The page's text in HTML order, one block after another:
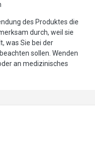
des Produktes die
durch, weil sie
was Sie bei der
sollen. Wenden
an medizinisches